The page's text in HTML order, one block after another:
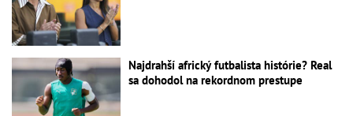
Najdrahší africký futbalista histórie? Real
sa dohodol na rekordnom prestupe